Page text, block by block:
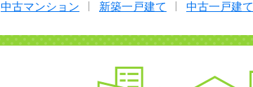
中古マンション 新築一戸建て 中古一戸建て